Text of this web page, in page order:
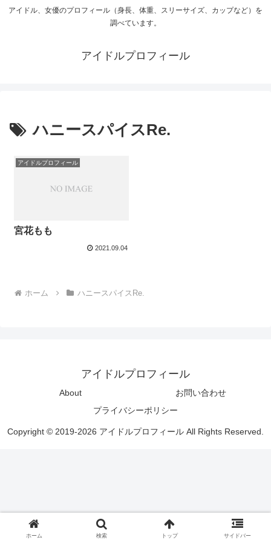
アイドル、女優のプロフィール（身長、体重、スリーサイズ、カップなど）を
調べています。
アイドルプロフィール
ハニースパイスRe.
アイドルプロフィール
宮花もも
2021.09.04
ホーム ハニースパイスRe.
アイドルプロフィール
About
お問い合わせ
プライバシーポリシー
Copyright © 2019-2026 アイドルプロフィール All Rights Reserved.
ホーム 検索 トップ サイドバー